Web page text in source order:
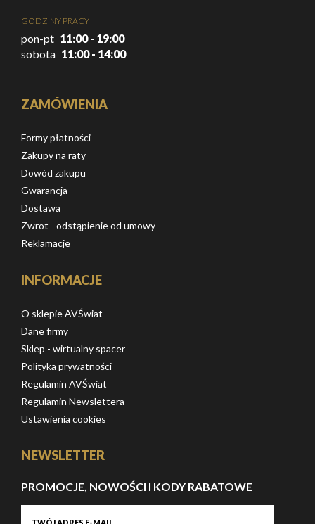
GODZINY PRACY
pon-pt 11:00 - 19:00
sobota 11:00 - 14:00
ZAMÓWIENIA
Formy płatności
Zakupy na raty
Dowód zakupu
Gwarancja
Dostawa
Zwrot - odstąpienie od umowy
Reklamacje
INFORMACJE
O sklepie AVŚwiat
Dane firmy
Sklep - wirtualny spacer
Polityka prywatności
Regulamin AVŚwiat
Regulamin Newslettera
Ustawienia cookies
NEWSLETTER
PROMOCJE, NOWOŚCI I KODY RABATOWE